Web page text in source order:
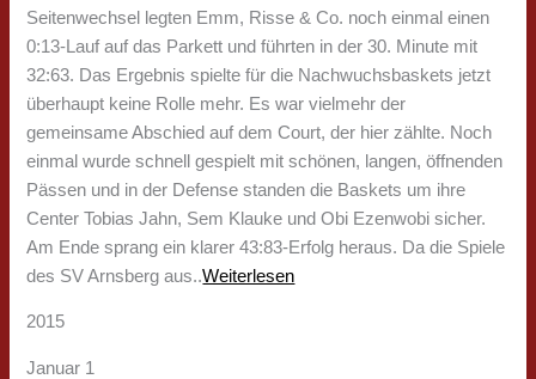
Seitenwechsel legten Emm, Risse & Co. noch einmal einen
0:13-Lauf auf das Parkett und führten in der 30. Minute mit
32:63. Das Ergebnis spielte für die Nachwuchsbaskets jetzt
überhaupt keine Rolle mehr. Es war vielmehr der
gemeinsame Abschied auf dem Court, der hier zählte. Noch
einmal wurde schnell gespielt mit schönen, langen, öffnenden
Pässen und in der Defense standen die Baskets um ihre
Center Tobias Jahn, Sem Klauke und Obi Ezenwobi sicher.
Am Ende sprang ein klarer 43:83-Erfolg heraus. Da die Spiele
des SV Arnsberg aus..Weiterlesen
2015
Januar 1